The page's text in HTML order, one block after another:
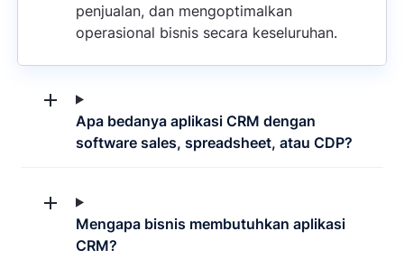
penjualan, dan mengoptimalkan
operasional bisnis secara keseluruhan.
Apa bedanya aplikasi CRM dengan
software sales, spreadsheet, atau CDP?
Mengapa bisnis membutuhkan aplikasi
CRM?